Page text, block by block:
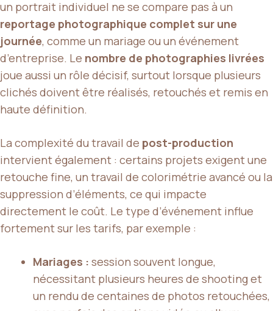
un portrait individuel ne se compare pas à un
reportage photographique complet sur une
journée, comme un mariage ou un événement
d’entreprise. Le nombre de photographies livrées
joue aussi un rôle décisif, surtout lorsque plusieurs
clichés doivent être réalisés, retouchés et remis en
haute définition.
La complexité du travail de post-production
intervient également : certains projets exigent une
retouche fine, un travail de colorimétrie avancé ou la
suppression d’éléments, ce qui impacte
directement le coût. Le type d’événement influe
fortement sur les tarifs, par exemple :
Mariages : session souvent longue,
nécessitant plusieurs heures de shooting et
un rendu de centaines de photos retouchées,